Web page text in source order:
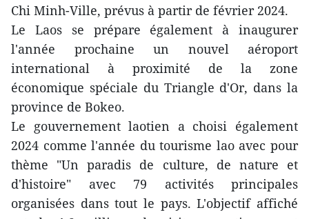
Chi Minh-Ville, prévus à partir de février 2024.
Le Laos se prépare également à inaugurer
l'année prochaine un nouvel aéroport
international à proximité de la zone
économique spéciale du Triangle d'Or, dans la
province de Bokeo.
Le gouvernement laotien a choisi également
2024 comme l'année du tourisme lao avec pour
thème "Un paradis de culture, de nature et
d'histoire" avec 79 activités principales
organisées dans tout le pays. L'objectif affiché